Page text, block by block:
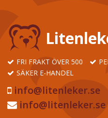
FRI FRAKT ÖVER 500
SÄKER E-HANDEL
info@litenleker.se
info@litenleker.se